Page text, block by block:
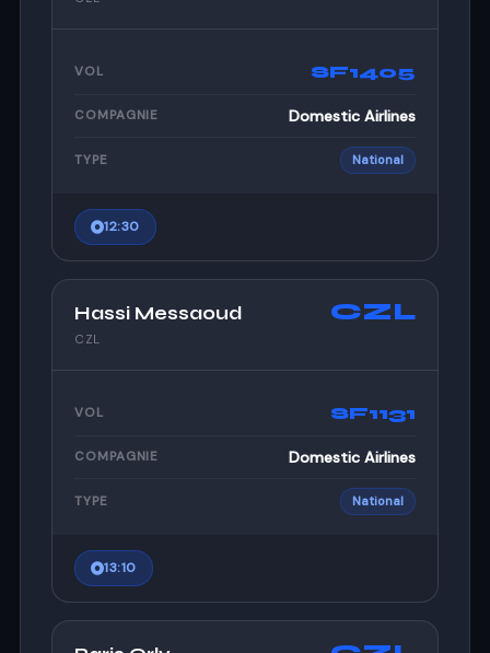
VOL SF1405
COMPAGNIE Domestic Airlines
TYPE National
12:30
Hassi Messaoud
CZL
CZL
VOL SF1131
COMPAGNIE Domestic Airlines
TYPE National
13:10